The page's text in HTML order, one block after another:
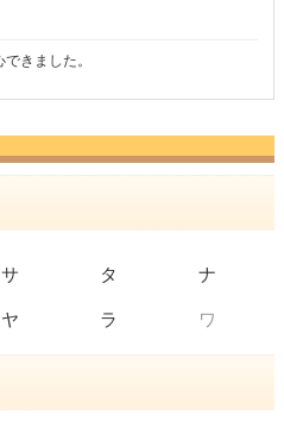
商品が早く届いたのでよかった
サ タ ナ
ヤ ラ ワ